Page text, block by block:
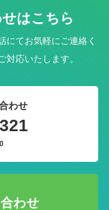
はこちら
にてお気軽にご連絡く
対応いたします。
わせ
わせ